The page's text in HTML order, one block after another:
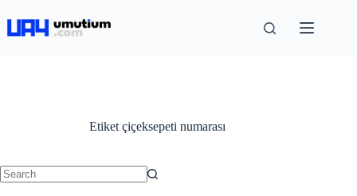
Etiketçiçeksepeti numarası